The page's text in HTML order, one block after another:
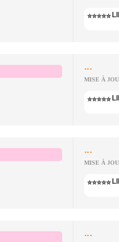
⭐⭐⭐⭐⭐
...
MISE À
⭐⭐⭐⭐⭐
...
MISE À
⭐⭐⭐⭐⭐
...